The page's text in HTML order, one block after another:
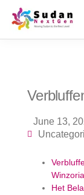
June 13,
Het